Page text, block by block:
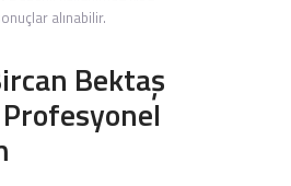
alınabilir.
Bektaş